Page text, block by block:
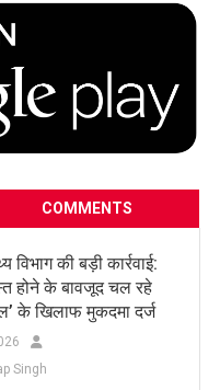
COMMENTS
विभाग की बड़ी कार्रवाई:
होने के बावजूद चल रहे
के खिलाफ मुकदमा दर्ज
Singh